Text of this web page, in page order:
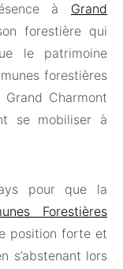
à Grand
forestière qui
le patrimoine
forestières
Charmont
se mobiliser à
pour que la
Forestières
position forte et
s’abstenant lors